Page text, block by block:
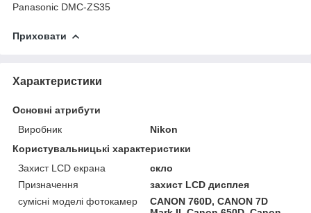
Panasonic DMC-ZS35
Приховати
Характеристики
Основні атрибути
Виробник
Nikon
Користувальницькі характеристики
Захист LCD екрана
скло
Призначення
захист LCD дисплея
сумісні моделі фотокамер
CANON 760D, CANON 7D